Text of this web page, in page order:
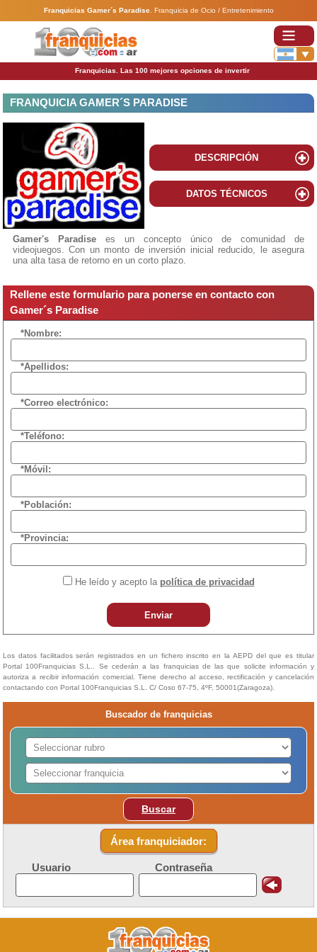
Franquicias Gamer´s Paradise. Franquicia de Ocio / Entretenimiento
Franquicias. Las 100 mejores opciones de invertir
FRANQUICIA GAMER´S PARADISE
DESCRIPCIÓN
DATOS TÉCNICOS
Gamer's Paradise es un concepto único de comunidad de
videojuegos. Con un monto de inversión inicial reducido, le asegura
una alta tasa de retorno en un corto plazo.
Rellene este formulario para ponerse en contacto con
Gamer´s Paradise
*Nombre:
*Apellidos:
*Correo electrónico:
*Teléfono:
*Móvil:
*Población:
*Provincia:
He leído y acepto la política de privacidad
Enviar
Los datos facilitados serán registrados en un fichero inscrito en la AEPD del que es titular
Portal 100Franquicias S.L.. Se cederán a las franquicias de las que solicite información y
autoriza a recibir información comercial. Tiene derecho al acceso, rectificación y cancelación
contactando con Portal 100Franquicias S.L. C/ Coso 67-75, 4ºF, 50001(Zaragoza).
Buscador de franquicias
Buscar
Área franquiciador:
Usuario Contraseña